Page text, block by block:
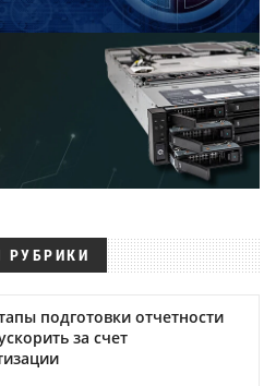
РУБРИКИ
подготовки отчетности
за счет